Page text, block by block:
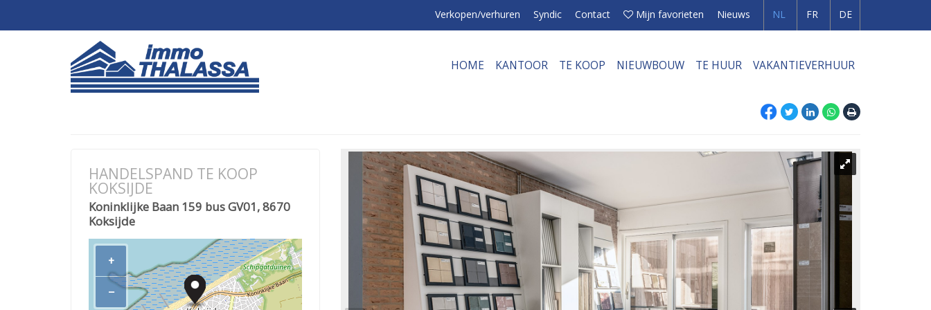
Verkopen/verhuren Syndic Contact Mijn favorieten Nieuws NL FR DE
HOME KANTOOR TE KOOP NIEUWBOUW TE HUUR VAKANTIEVERHUUR
HANDELSPAND TE KOOP
KOKSIJDE
Koninklijke Baan 159 bus GV01, 8670
Koksijde
+
−